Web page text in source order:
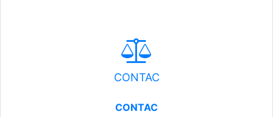
CONTAC
CONTAC